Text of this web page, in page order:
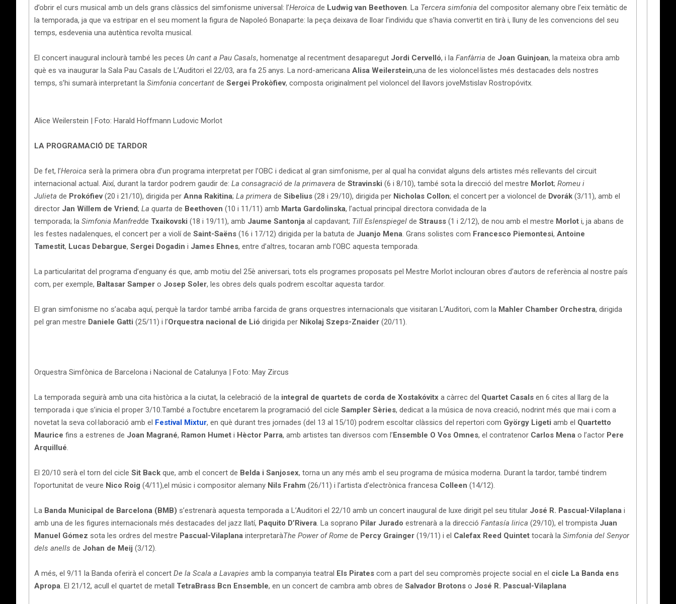
d’obrir el curs musical amb un dels grans clàssics del simfonisme universal: l’Heroica de Ludwig van Beethoven. La Tercera simfonia del compositor alemany obre l’eix temàtic de
la temporada, ja que va estripar en el seu moment la figura de Napoleó Bonaparte: la peça deixava de lloar l’individu que s’havia convertit en tirà i, lluny de les convencions del seu
temps, esdevenia una autèntica revolta musical.
El concert inaugural inclourà també les peces Un cant a Pau Casals, homenatge al recentment desaparegut Jordi Cervelló, i la Fanfàrria de Joan Guinjoan, la mateixa obra amb
què es va inaugurar la Sala Pau Casals de L’Auditori el 22/03, ara fa 25 anys. La nord-americana Alisa Weilerstein,una de les violoncel·listes més destacades dels nostres
temps, s’hi sumarà interpretant la Simfonia concertant de Sergei Prokòfiev, composta originalment pel violoncel del llavors joveMstislav Rostropóvitx.
Alice Weilerstein | Foto: Harald Hoffmann Ludovic Morlot
LA PROGRAMACIÓ DE TARDOR
De fet, l’Heroica serà la primera obra d’un programa interpretat per l’OBC i dedicat al gran simfonisme, per al qual ha convidat alguns dels artistes més rellevants del circuit
internacional actual. Així, durant la tardor podrem gaudir de: La consagració de la primavera de Stravinski (6 i 8/10), també sota la direcció del mestre Morlot; Romeu i
Julieta de Prokófiev(20 i 21/10), dirigida per Anna Rakitina; La primera de Sibelius (28 i 29/10), dirigida per Nicholas Collon; el concert per a violoncel de Dvorák (3/11), amb el
director Jan Willem de Vriend; La quarta de Beethoven (10 i 11/11) amb Marta Gardolinska, l’actual principal directora convidada de la
temporada; la Simfonia Manfredde Txaikovski (18 i 19/11), amb Jaume Santonja al capdavant; Till Eslenspiegel de Strauss (1 i 2/12), de nou amb el mestre Morlot i, ja abans de
les festes nadalenques, el concert per a violí de Saint-Saëns (16 i 17/12) dirigida per la batuta de Juanjo Mena. Grans solistes com Francesco Piemontesi, Antoine
Tamestit, Lucas Debargue, Sergei Dogadin i James Ehnes, entre d’altres, tocaran amb l’OBC aquesta temporada.
La particularitat del programa d’enguany és que, amb motiu del 25è aniversari, tots els programes proposats pel Mestre Morlot inclouran obres d’autors de referència al nostre país
com, per exemple, Baltasar Samper o Josep Soler, les obres dels quals podrem escoltar aquesta tardor.
El gran simfonisme no s’acaba aquí, perquè la tardor també arriba farcida de grans orquestres internacionals que visitaran L’Auditori, com la Mahler Chamber Orchestra, dirigida
pel gran mestre Daniele Gatti (25/11) i l’Orquestra nacional de Lió dirigida per Nikolaj Szeps-Znaider (20/11).
Orquestra Simfònica de Barcelona i Nacional de Catalunya | Foto: May Zircus
La temporada seguirà amb una cita històrica a la ciutat, la celebració de la integral de quartets de corda de Xostakóvitx a càrrec del Quartet Casals en 6 cites al llarg de la
temporada i que s’inicia el proper 3/10.També a l’octubre encetarem la programació del cicle Sampler Sèries, dedicat a la música de nova creació, nodrint més que mai i com a
novetat la seva col·laboració amb el Festival Mixtur, en què durant tres jornades (del 13 al 15/10) podrem escoltar clàssics del repertori com György Ligeti amb el Quartetto
Maurice fins a estrenes de Joan Magrané, Ramon Humet i Hèctor Parra, amb artistes tan diversos com l’Ensemble O Vos Omnes, el contratenor Carlos Mena o l’actor Pere
Arquillué.
El 20/10 serà el torn del cicle Sit Back que, amb el concert de Belda i Sanjosex, torna un any més amb el seu programa de música moderna. Durant la tardor, també tindrem
l’oportunitat de veure Nico Roig (4/11),el músic i compositor alemany Nils Frahm (26/11) i l’artista d’electrònica francesa Colleen (14/12).
La Banda Municipal de Barcelona (BMB) s’estrenarà aquesta temporada a L’Auditori el 22/10 amb un concert inaugural de luxe dirigit pel seu titular José R. Pascual-Vilaplana i
amb una de les figures internacionals més destacades del jazz llatí, Paquito D’Rivera. La soprano Pilar Jurado estrenarà a la direcció Fantasía lirica (29/10), el trompista Juan
Manuel Gómez sota les ordres del mestre Pascual-Vilaplana interpretaràThe Power of Rome de Percy Grainger (19/11) i el Calefax Reed Quintet tocarà la Simfonia del Senyor
dels anells de Johan de Meij (3/12).
A més, el 9/11 la Banda oferirà el concert De la Scala a Lavapies amb la companyia teatral Els Pirates com a part del seu compromès projecte social en el cicle La Banda ens
Apropa. El 21/12, acull el quartet de metall TetraBrass Bcn Ensemble, en un concert de cambra amb obres de Salvador Brotons o José R. Pascual-Vilaplana